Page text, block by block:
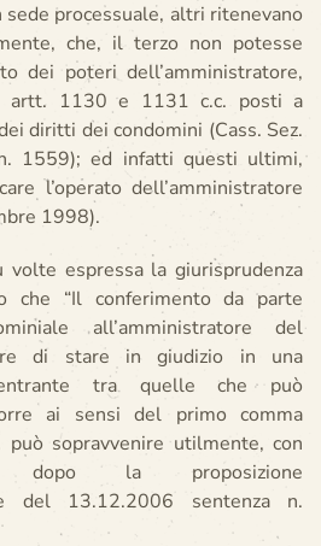
sede processuale, altri ritenevano
che, il terzo non potesse
dei poteri dell’amministratore,
artt. 1130 e 1131 c.c. posti a
diritti dei condomini (Cass. Sez.
1559); ed infatti questi ultimi,
l’operato dell’amministratore
1998).
espressa la giurisprudenza
che “Il conferimento da parte
all’amministratore del
di stare in giudizio in una
tra quelle che può
ai sensi del primo comma
può sopravvenire utilmente, con
dopo la proposizione
del 13.12.2006 sentenza n.